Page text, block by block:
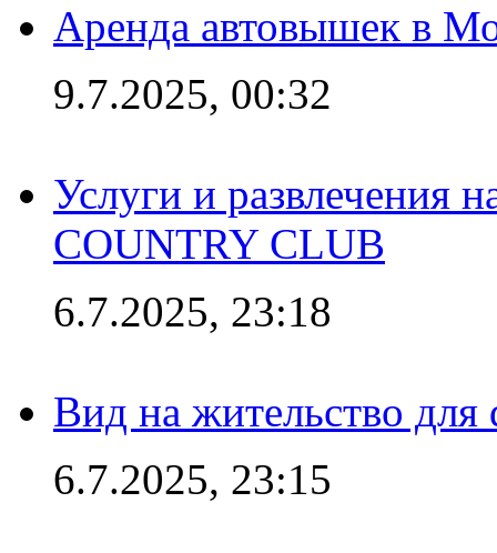
Аренда автовышек в
9.7.2025, 00:32
Услуги и развлечения
COUNTRY CLUB
6.7.2025, 23:18
Вид на жительство
6.7.2025, 23:15